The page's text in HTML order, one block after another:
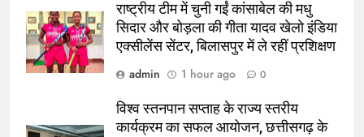
राष्ट्रीय टीम में चुनी गईं कांसाबेल की मधु
सिदार और बोड़ला की गीता यादव खेलो इंडिया
एक्सीलेंस सेंटर, बिलासपुर में ले रहीं प्रशिक्षण
admin
1 hour ago 0
विश्व स्तनपान सप्ताह के राज्य स्तरीय
कार्यक्रम का सफल आयोजन, छत्तीसगढ़ के